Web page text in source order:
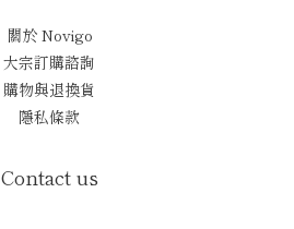
關於 Novigo
大宗訂購諮詢
購物與退換貨
隱私條款
Contact us